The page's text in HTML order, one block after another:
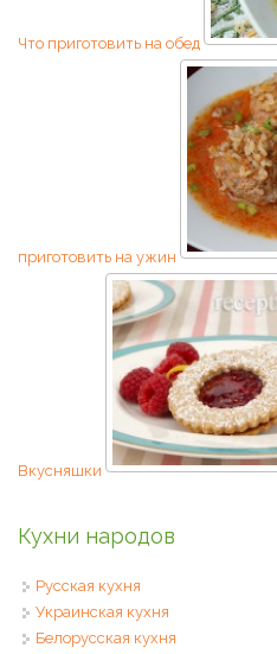
Что приготовить на обед
приготовить на ужин
Вкусняшки
Кухни народов
Русская кухня
Украинская кухня
Белорусская кухня